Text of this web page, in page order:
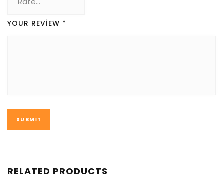
YOUR REVIEW *
RELATED PRODUCTS